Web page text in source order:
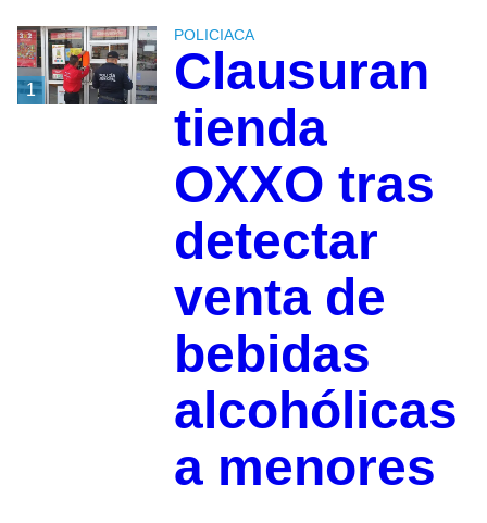
1
POLICIACA
Clausuran
tienda
OXXO tras
detectar
venta de
bebidas
alcohólicas
a menores